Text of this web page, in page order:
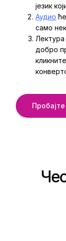
језик
Аудио
само
Лектура
добро